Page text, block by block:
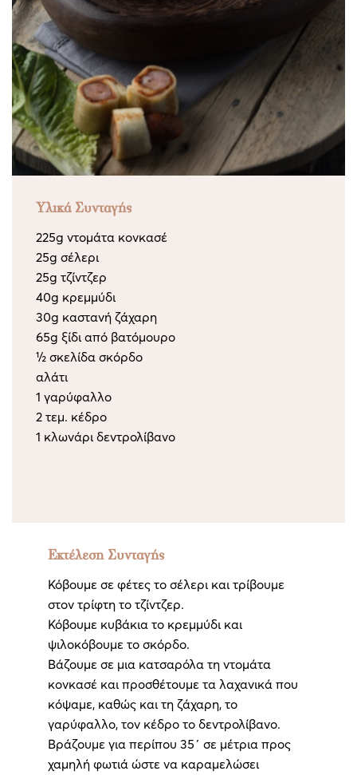
Υλικά Συνταγής
225g ντομάτα κονκασέ
25g σέλερι
25g τζίντζερ
40g κρεμμύδι
30g καστανή ζάχαρη
65g ξίδι από βατόμουρο
½ σκελίδα σκόρδο
αλάτι
1 γαρύφαλλο
2 τεμ. κέδρο
1 κλωνάρι δεντρολίβανο
Εκτέλεση Συνταγής
Κόβουμε σε φέτες το σέλερι και τρίβουμε
στον τρίφτη το τζίντζερ.
Κόβουμε κυβάκια το κρεμμύδι και
ψιλοκόβουμε το σκόρδο.
Βάζουμε σε μια κατσαρόλα τη ντομάτα
κονκασέ και προσθέτουμε τα λαχανικά που
κόψαμε, καθώς και τη ζάχαρη, το
γαρύφαλλο, τον κέδρο το δεντρολίβανο.
Βράζουμε για περίπου 35΄ σε μέτρια προς
χαμηλή φωτιά ώστε να καραμελώσει